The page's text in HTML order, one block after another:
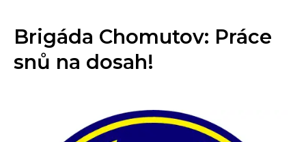
Brigáda Chomutov: Práce
snů na dosah!